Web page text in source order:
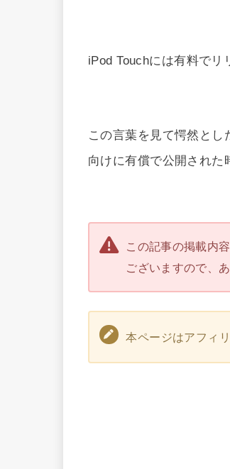
iPod Touchには有料でリ
この言葉を見て愕然と
向けに有償で公開された
この記事の掲載内容
ございますので、
本ページはアフィ